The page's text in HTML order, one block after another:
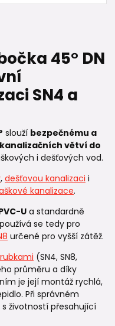
45° DN
SN4 a
slouží bezpečnému a
větví do
i dešťových vod.
, dešťovou kanalizaci i
kanalizace.
Ua standardně
se tedy pro
určené pro vyšší zátěž.
(SN4, SN8,
průměru a díky
je její montáž rychlá,
Při správném
životností přesahující